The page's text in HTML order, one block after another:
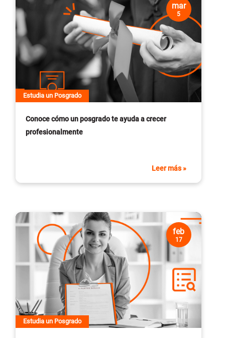
mar
5
Estudia un Posgrado
Conoce cómo un posgrado te ayuda a crecer
profesionalmente
Leer más »
feb
17
Estudia un Posgrado